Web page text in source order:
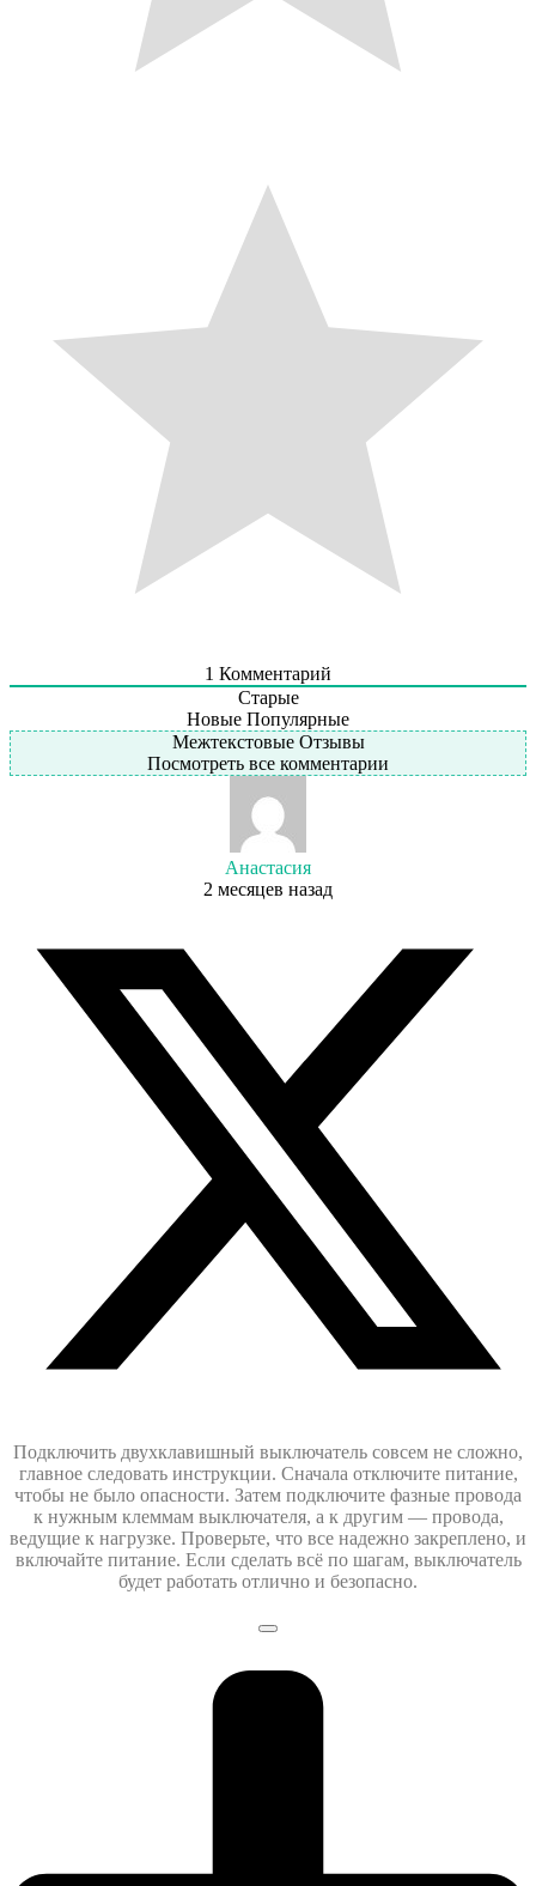
1 Комментарий
Старые
Новые Популярные
Межтекстовые Отзывы
Посмотреть все комментарии
Анастасия
2 месяцев назад
Подключить двухклавишный выключатель совсем не сложно,
главное следовать инструкции. Сначала отключите питание,
чтобы не было опасности. Затем подключите фазные провода
к нужным клеммам выключателя, а к другим — провода,
ведущие к нагрузке. Проверьте, что все надежно закреплено, и
включайте питание. Если сделать всё по шагам, выключатель
будет работать отлично и безопасно.